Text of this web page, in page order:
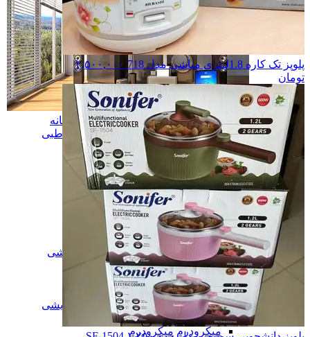
لوازم خانه و آشپزخانه لوازم خانه و آشپزخانه
ابزار سلامت و طبی
ابزار سلامت و طبی
ماساژور ماساژور
بخور سرد بخور سرد
اسپند دودکن
اسپند دودکن
کمربند لاغری کمربند لاغری
بخور صورت بخور صورت
تشک حرارتی تشک حرارتی
مسواک برقی مسواک برقی
فشارسنج فشارسنج
لوازم برقی آرایشی لوازم برقی آرایشی
سشوار سشوار
سشوار چرخشی سشوار چرخشی
ریش تراش ریش تراش
مینی یخچال آرایشی مینی یخچال آرایشی
مسواک برقی مسواک برقی
میکرودرم میکرودرم
پلوپز تک کاره 1.8لیتری مباشی مدل 718
۲,۵۰۰,۰۰۰
تومان